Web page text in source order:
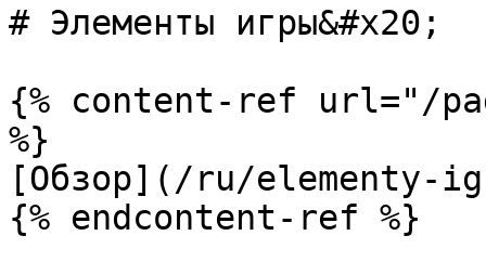
# Элементы игры&#x20;
{% content-ref url="/
%}
[Обзор](/ru/elementy-
{% endcontent-ref %}